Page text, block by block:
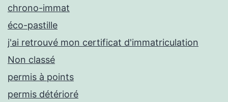
chrono-immat
éco-pastille
j'ai retrouvé mon certificat d'immatriculation
Non classé
permis à points
permis détérioré